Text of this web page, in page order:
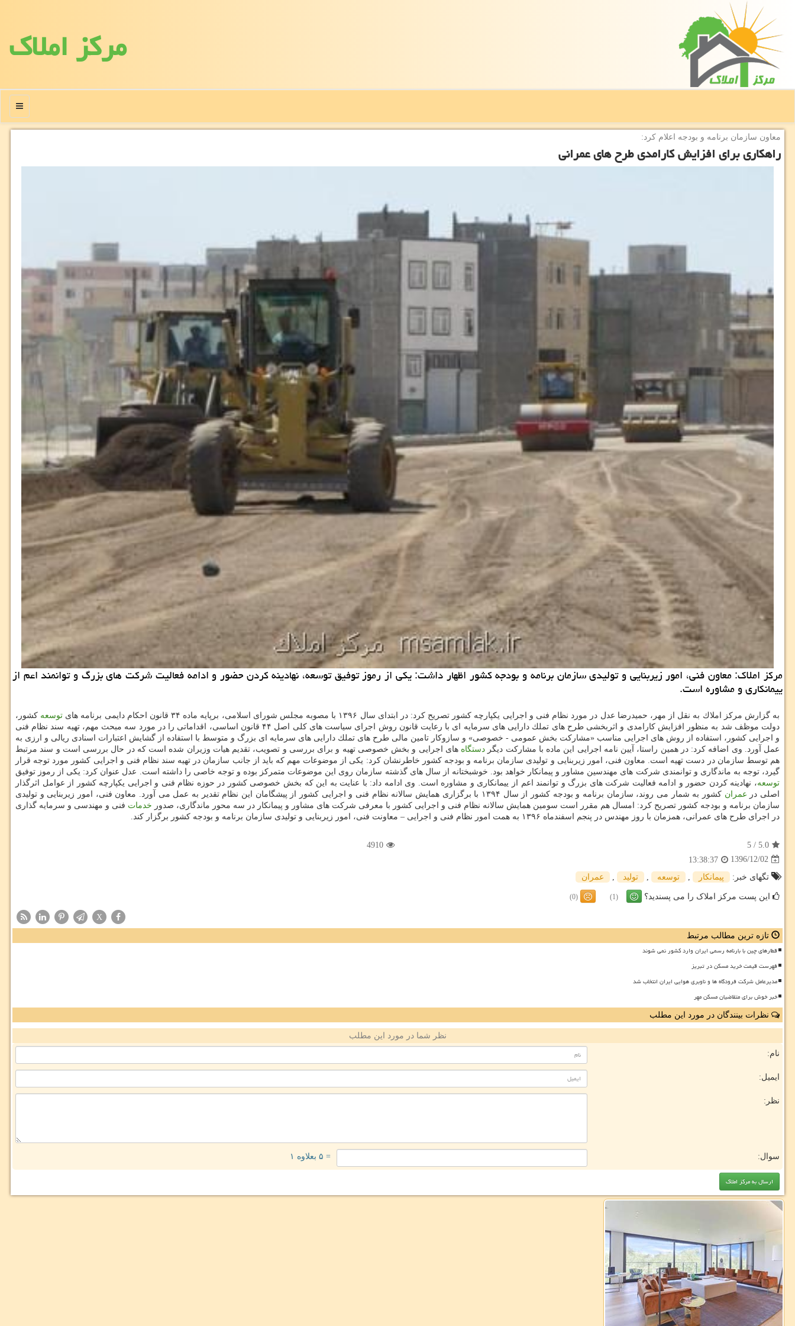
مركز املاك
منو
معاون سازمان برنامه و بودجه اعلام كرد:
راهكاری برای افزایش كارامدی طرح های عمرانی
مركز املاك: معاون فنی، امور زیربنایی و تولیدی سازمان برنامه و بودجه كشور اظهار داشت: یكی از رموز توفیق توسعه، نهادینه كردن حضور و ادامه فعالیت شركت های بزرگ و توانمند اعم از
ییمانكاری و مشاوره است.
به گزارش مركز املاك به نقل از مهر، حمیدرضا عدل در مورد نظام فنی و اجرایی یكپارچه كشور تصریح كرد: در ابتدای سال ۱۳۹۶ با مصوبه مجلس شورای اسلامی، برپایه ماده ۳۴ قانون احكام دایمی برنامه های توسعه كشور،
دولت موظف شد به منظور افزایش كارامدی و اثربخشی طرح های تملك دارایی های سرمایه ای با رعایت قانون روش اجرای سیاست های كلی اصل ۴۴ قانون اساسی، اقداماتی را در مورد سه مبحث مهم، تهیه سند نظام فنی
و اجرایی كشور، استفاده از روش های اجرایی مناسب «مشاركت بخش عمومی - خصوصی» و سازوكار تامین مالی طرح های تملك دارایی های سرمایه ای بزرگ و متوسط با استفاده از گشایش اعتبارات اسنادی ریالی و ارزی به
عمل آورد. وی اضافه كرد: در همین راستا، آیین نامه اجرایی این ماده با مشاركت دیگر دستگاه های اجرایی و بخش خصوصی تهیه و برای بررسی و تصویب، تقدیم هیات وزیران شده است كه در حال بررسی است و سند مرتبط
هم توسط سازمان در دست تهیه است. معاون فنی، امور زیربنایی و تولیدی سازمان برنامه و بودجه كشور خاطرنشان كرد: یكی از موضوعات مهم كه باید از جانب سازمان در تهیه سند نظام فنی و اجرایی كشور مورد توجه قرار
گیرد، توجه به ماندگاری و توانمندی شركت های مهندسین مشاور و پیمانكار خواهد بود. خوشبختانه از سال های گذشته سازمان روی این موضوعات متمركز بوده و توجه خاصی را داشته است. عدل عنوان كرد: یكی از رموز توفیق
توسعه، نهادینه كردن حضور و ادامه فعالیت شركت های بزرگ و توانمند اعم از ییمانكاری و مشاوره است. وی ادامه داد: با عنایت به این كه بخش خصوصی كشور در حوزه نظام فنی و اجرایی یكپارچه كشور از عوامل اثرگذار
اصلی در عمران
كشور به شمار می روند، سازمان برنامه و بودجه كشور از سال ۱۳۹۴ با برگزاری همایش سالانه نظام فنی و اجرایی كشور از پیشگامان این نظام تقدیر به عمل می آورد. معاون فنی، امور زیربنایی و تولیدی
سازمان برنامه و بودجه كشور تصریح كرد: امسال هم مقرر است سومین همایش سالانه نظام فنی و اجرایی كشور با معرفی شركت های مشاور و پیمانكار در سه محور ماندگاری، صدور خدمات فنی و مهندسی و سرمایه گذاری
در اجرای طرح های عمرانی، همزمان با روز مهندس در پنجم اسفندماه ۱۳۹۶ به همت امور نظام فنی و اجرایی – معاونت فنی، امور زیربنایی و تولیدی سازمان برنامه و بودجه كشور برگزار كند.
5.0
/
5
4910
1396/12/02
13:38:37
تگهای خبر:
پیمانكار , توسعه , تولید , عمران
این پست مرکز املاک را می پسندید؟ (1)
(0)
X
تازه ترین مطالب مرتبط
قطارهای چین با بارنامه رسمی ایران وارد کشور نمی شوند
فهرست قیمت خرید مسکن در تبریز
مدیرعامل شرکت فرودگاه ها و ناوبری هوایی ایران انتخاب شد
خبر خوش برای متقاضیان مسکن مهر
نظرات بینندگان در مورد این مطلب
نظر شما در مورد این مطلب
نام:
ایمیل:
نظر:
سوال: = ۵ بعلاوه ۱